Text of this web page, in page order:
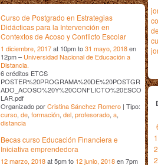
Curso de Postgrado en Estrategias
Didácticas para la Intervención en
Contextos de Acoso y Conflicto Escolar
1 diciembre, 2017at 10pm to31 mayo, 2018en
12pm – Universidad Nacional de Educación a
Distancia.
6 créditos ETCS
POSTER%20PROGRAMA%20DE%20POSTGR
ADO_ACOSO%20Y%20CONFLICTO%20ESCO
LAR.pdf
Organizado porCristina Sánchez Romero | Tipo:
curso, de, formación, del, profesorado, a,
distancia
Becas curso Educación Financiera e
Iniciativa emprendedora
12 marzo, 2018at 5pm to 12 junio, 2018en 7pm
de